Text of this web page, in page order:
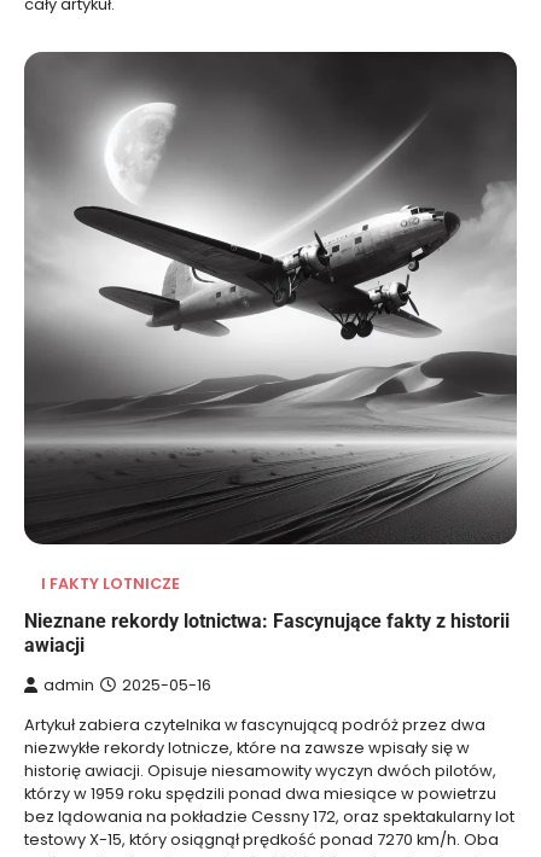
I FAKTY LOTNICZE
Nieznane rekordy lotnictwa: Fascynujące fakty z historii
awiacji
admin 2025-05-16
Artykuł zabiera czytelnika w fascynującą podróż przez dwa
niezwykłe rekordy lotnicze, które na zawsze wpisały się w
historię awiacji. Opisuje niesamowity wyczyn dwóch pilotów,
którzy w 1959 roku spędzili ponad dwa miesiące w powietrzu
bez lądowania na pokładzie Cessny 172, oraz spektakularny lot
testowy X-15, który osiągnął prędkość ponad 7270 km/h. Oba